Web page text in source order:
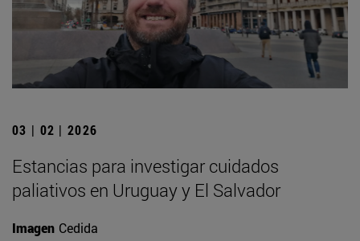
03 | 02 | 2026
Estancias para investigar cuidados
paliativos en Uruguay y El Salvador
Imagen Cedida